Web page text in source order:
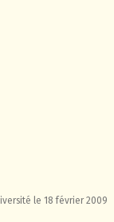
le 18 février 2009